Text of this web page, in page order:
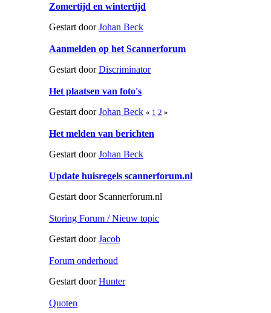
Zomertijd en wintertijd
Gestart doorJohan Beck
Aanmelden op het Scannerforum
Gestart doorDiscriminator
Het plaatsen van foto's
Gestart doorJohan Beck « 1 2 »
Het melden van berichten
Gestart doorJohan Beck
Update huisregels scannerforum.nl
Gestart door Scannerforum.nl
Storing Forum / Nieuw topic
Gestart doorJacob
Forum onderhoud
Gestart doorHunter
Quoten